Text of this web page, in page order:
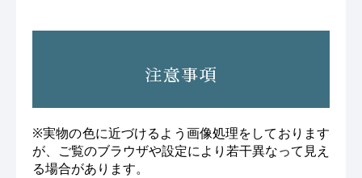
注意事項
※実物の色に近づけるよう画像処理をしております
が、ご覧のブラウザや設定により若干異なって見え
る場合があります。